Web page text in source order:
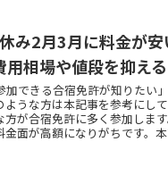
み2月3月に料金が
相場や値段を抑え
加できる合宿免許が知りたい
うな方は本記事を参考にし
が合宿免許に多く参加しま
面が高額になりがちです。